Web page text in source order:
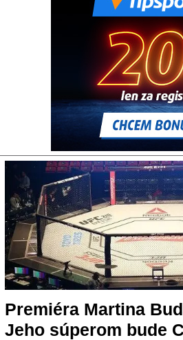
Premiéra Martina
Jeho súperom bude